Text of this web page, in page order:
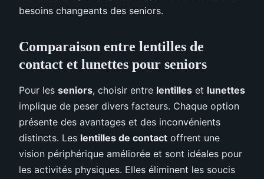
besoins changeants des seniors.
Comparaison entre lentilles de
contact et lunettes pour seniors
Pour les seniors, choisir entre lentilles et lunettes
implique de peser divers facteurs. Chaque option
présente des avantages et des inconvénients
distincts. Les lentilles de contact offrent une
vision périphérique améliorée et sont idéales pour
les activités physiques. Elles éliminent les soucis